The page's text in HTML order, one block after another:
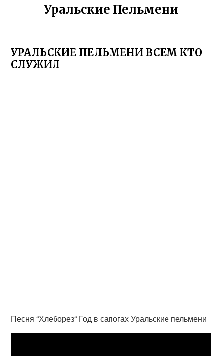
Уральские Пельмени
УРАЛЬСКИЕ ПЕЛЬМЕНИ ВСЕМ КТО
СЛУЖИЛ
Песня “Хлеборез“ Год в сапогах Уральские пельмени